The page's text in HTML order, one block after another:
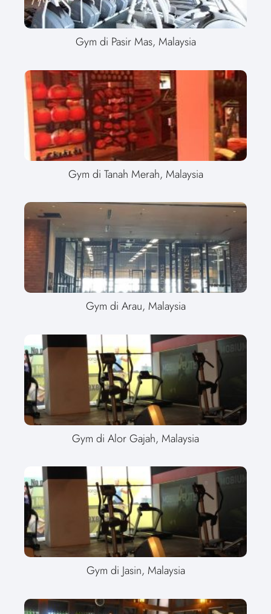
Gym di Pasir Mas, Malaysia
Gym di Tanah Merah, Malaysia
Gym di Arau, Malaysia
Gym di Alor Gajah, Malaysia
Gym di Jasin, Malaysia